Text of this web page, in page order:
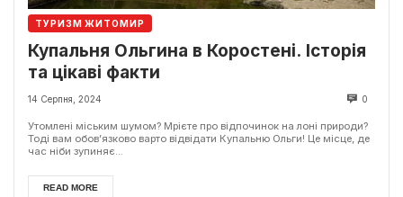
ТУРИЗМ ЖИТОМИР
Купальня Ольгина в Коростені. Історія
та цікаві факти
14 Серпня, 2024 0
Утомлені міським шумом? Мрієте про відпочинок на лоні природи?
Тоді вам обов’язково варто відвідати Купальню Ольги! Це місце, де
час ніби зупиняє...
READ MORE